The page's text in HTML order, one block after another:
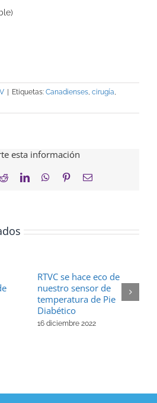
Etiquetas: Canadienses, cirugía,
esta información
RedditLinkedInWhatsApp
PinterestCorreo
RTVC se hace eco de
nuestro sensor de
temperatura de Pie
Diabético
16 diciembre 2022